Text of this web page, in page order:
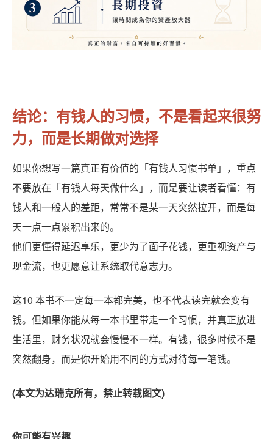
结论：有钱人的习惯，不是看起来很努
力，而是长期做对选择
如果你想写一篇真正有价值的「有钱人习惯书单」，重点
不要放在「有钱人每天做什么」，而是要让读者看懂：有
钱人和一般人的差距，常常不是某一天突然拉开，而是每
天一点一点累积出来的。
他们更懂得延迟享乐，更少为了面子花钱，更重视资产与
现金流，也更愿意让系统取代意志力。
这10 本书不一定每一本都完美，也不代表读完就会变有
钱。但如果你能从每一本书里带走一个习惯，并真正放进
生活里，财务状况就会慢慢不一样。有钱，很多时候不是
突然翻身，而是你开始用不同的方式对待每一笔钱。
(本文为达瑞克所有，禁止转载图文)
你可能有兴趣